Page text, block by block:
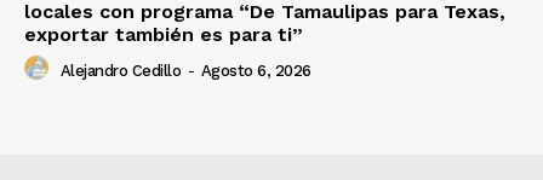
locales con programa “De Tamaulipas para Texas,
exportar también es para ti”
Alejandro Cedillo - Agosto 6, 2026